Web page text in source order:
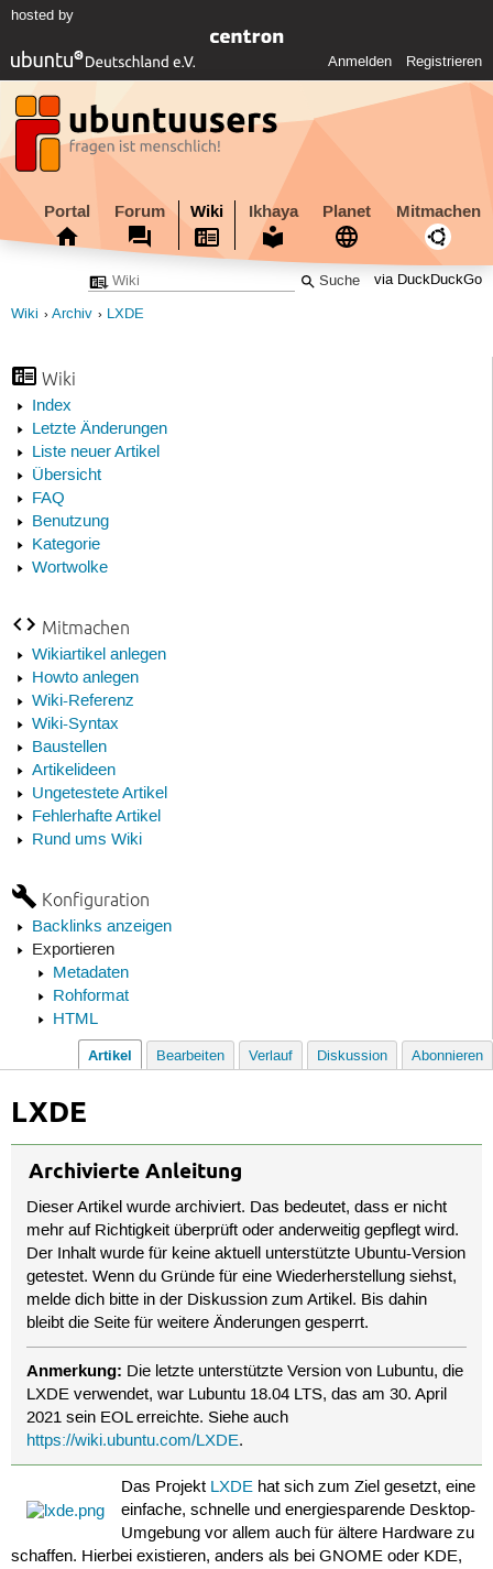
hosted by
Anmelden Registrieren
Portal Forum Wiki Ikhaya Planet Mitmachen
via DuckDuckGo
Wiki Archiv LXDE
Wiki
Index
Letzte Änderungen
Liste neuer Artikel
Übersicht
FAQ
Benutzung
Kategorie
Wortwolke
Mitmachen
Wikiartikel anlegen
Howto anlegen
Wiki-Referenz
Wiki-Syntax
Baustellen
Artikelideen
Ungetestete Artikel
Fehlerhafte Artikel
Rund ums Wiki
Konfiguration
Backlinks anzeigen
Exportieren
Metadaten
Rohformat
HTML
Artikel Bearbeiten Verlauf Diskussion Abonnieren
LXDE
Archivierte Anleitung
Dieser Artikel wurde archiviert. Das bedeutet, dass er nicht
mehr auf Richtigkeit überprüft oder anderweitig gepflegt wird.
Der Inhalt wurde für keine aktuell unterstützte Ubuntu-Version
getestet. Wenn du Gründe für eine Wiederherstellung siehst,
melde dich bitte in der Diskussion zum Artikel. Bis dahin
bleibt die Seite für weitere Änderungen gesperrt.
Anmerkung: Die letzte unterstützte Version von Lubuntu, die
LXDE verwendet, war Lubuntu 18.04 LTS, das am 30. April
2021 sein EOL erreichte. Siehe auch
https://wiki.ubuntu.com/LXDE.
Das Projekt LXDE hat sich zum Ziel gesetzt, eine
einfache, schnelle und energiesparende Desktop-
Umgebung vor allem auch für ältere Hardware zu
schaffen. Hierbei existieren, anders als bei GNOME oder KDE,